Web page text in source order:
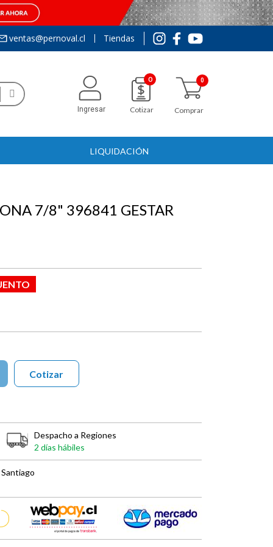
ventas@pernoval.cl Tiendas
Ingresar
0
Cotizar Comprar
LIQUIDACIÓN
7/8" 396841 GESTAR
Cotizar
Despacho a Regiones
2 días hábiles